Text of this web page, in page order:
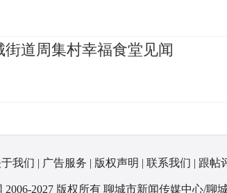
道周集村幸福食堂见闻
我们 | 广告服务 | 版权声明 | 联系我们 | 跟帖
2006-2027 版权所有 聊城市新闻传媒中心/聊